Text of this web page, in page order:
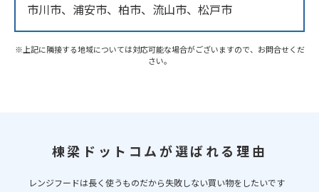
市川市、浦安市、柏市、流山市、松戸市
※上記に隣接する地域については対応可能な場合がございますので、お問合せくだ
さい。
棟梁ドットコムが選ばれる理由
レンジフードは長く使うものだから失敗しない買い物をしたいです